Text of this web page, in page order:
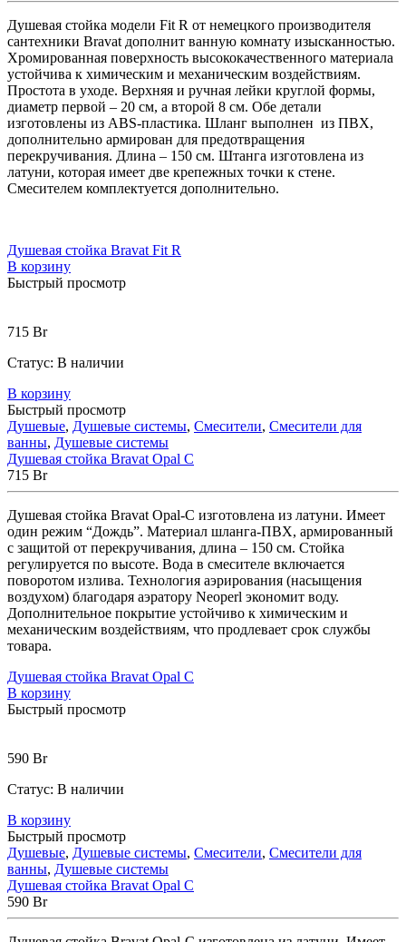
Душевая стойка модели Fit R от немецкого производителя
сантехники Bravat дополнит ванную комнату изысканностью.
Хромированная поверхность высококачественного материала
устойчива к химическим и механическим воздействиям.
Простота в уходе. Верхняя и ручная лейки круглой формы,
диаметр первой – 20 см, а второй 8 см. Обе детали
изготовлены из ABS-пластика. Шланг выполнен из ПВХ,
дополнительно армирован для предотвращения
перекручивания. Длина – 150 см. Штанга изготовлена из
латуни, которая имеет две крепежных точки к стене.
Смесителем комплектуется дополнительно.
Душевая стойка Bravat Fit R
В корзину
Быстрый просмотр
715 Br
Статус: В наличии
В корзину
Быстрый просмотр
Душевые, Душевые системы, Смесители, Смесители для
ванны, Душевые системы
Душевая стойка Bravat Opal C
715 Br
Душевая стойка Bravat Opal-C изготовлена из латуни. Имеет
один режим “Дождь”. Материал шланга-ПВХ, армированный
с защитой от перекручивания, длина – 150 см. Стойка
регулируется по высоте. Вода в смесителе включается
поворотом излива. Технология аэрирования (насыщения
воздухом) благодаря аэратору Neoperl экономит воду.
Дополнительное покрытие устойчиво к химическим и
механическим воздействиям, что продлевает срок службы
товара.
Душевая стойка Bravat Opal C
В корзину
Быстрый просмотр
590 Br
Статус: В наличии
В корзину
Быстрый просмотр
Душевые, Душевые системы, Смесители, Смесители для
ванны, Душевые системы
Душевая стойка Bravat Opal C
590 Br